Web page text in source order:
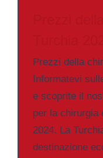
Prezzi della
Informatevi
e scoprite il
per la chirurgia
2024. La
destinazione